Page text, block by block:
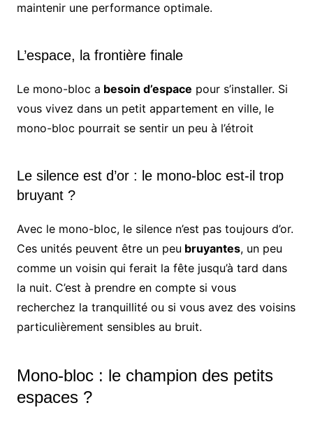
maintenir une performance optimale.
L’espace, la frontière finale
Le mono-bloc a besoin d’espace pour s’installer. Si
vous vivez dans un petit appartement en ville, le
mono-bloc pourrait se sentir un peu à l’étroit
Le silence est d’or : le mono-bloc est-il trop
bruyant ?
Avec le mono-bloc, le silence n’est pas toujours d’or.
Ces unités peuvent être un peu bruyantes, un peu
comme un voisin qui ferait la fête jusqu’à tard dans
la nuit. C’est à prendre en compte si vous
recherchez la tranquillité ou si vous avez des voisins
particulièrement sensibles au bruit.
Mono-bloc : le champion des petits
espaces ?